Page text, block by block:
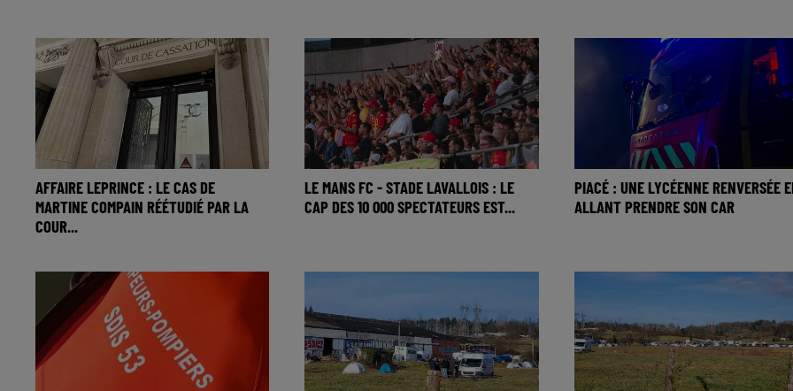
AFFAIRE LEPRINCE : LE CAS DE
MARTINE COMPAIN RÉÉTUDIÉ PAR LA
COUR...
LE MANS FC - STADE LAVALLOIS : LE
CAP DES 10 000 SPECTATEURS EST...
PIACÉ : UNE LYCÉENNE RENVERSÉE
ALLANT PRENDRE SON CAR